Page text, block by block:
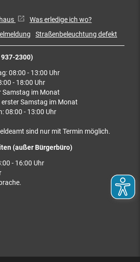
2300)
08:00 - 13:00 Uhr
- 18:00 Uhr
Samstag im Monat
Samstag im Monat
08:00 - 13:00 Uhr
sind nur mit Termin möglich.
(außer Bürgerbüro)
- 16:00 Uhr
Was erledige ich wo?
Straßenbeleuchtung defekt